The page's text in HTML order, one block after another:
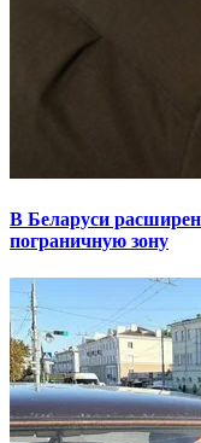
В Беларуси расширен
пограничную зону